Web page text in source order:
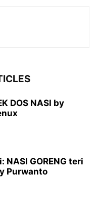
DOS NASI by
NASI GORENG teri
Purwanto